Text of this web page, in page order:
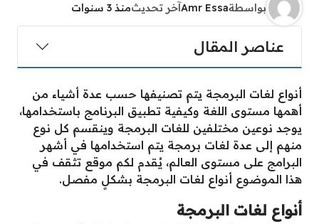
بواسطةAmr Essaآخر تحديثمنذ 3 سنوات
عناصر المقال
أنواع لغات البرمجة يتم تصنيفها حسب عدة أشياء من
أهمها مستوى اللغة وكيفية تطبيق البرنامج باستخدامها،
يوجد نوعين مختلفين للغات البرمجة وينقسم كل نوع
منهم إلى عدة لغات برمجة يتم استخدامها في أشهر
البرامج على مستوى العالم، يُقدم لكم موقع تثقف في
هذا الموضوع أنواع لغات البرمجة بشكلٍ مفصل.
أنواع لغات البرمجة